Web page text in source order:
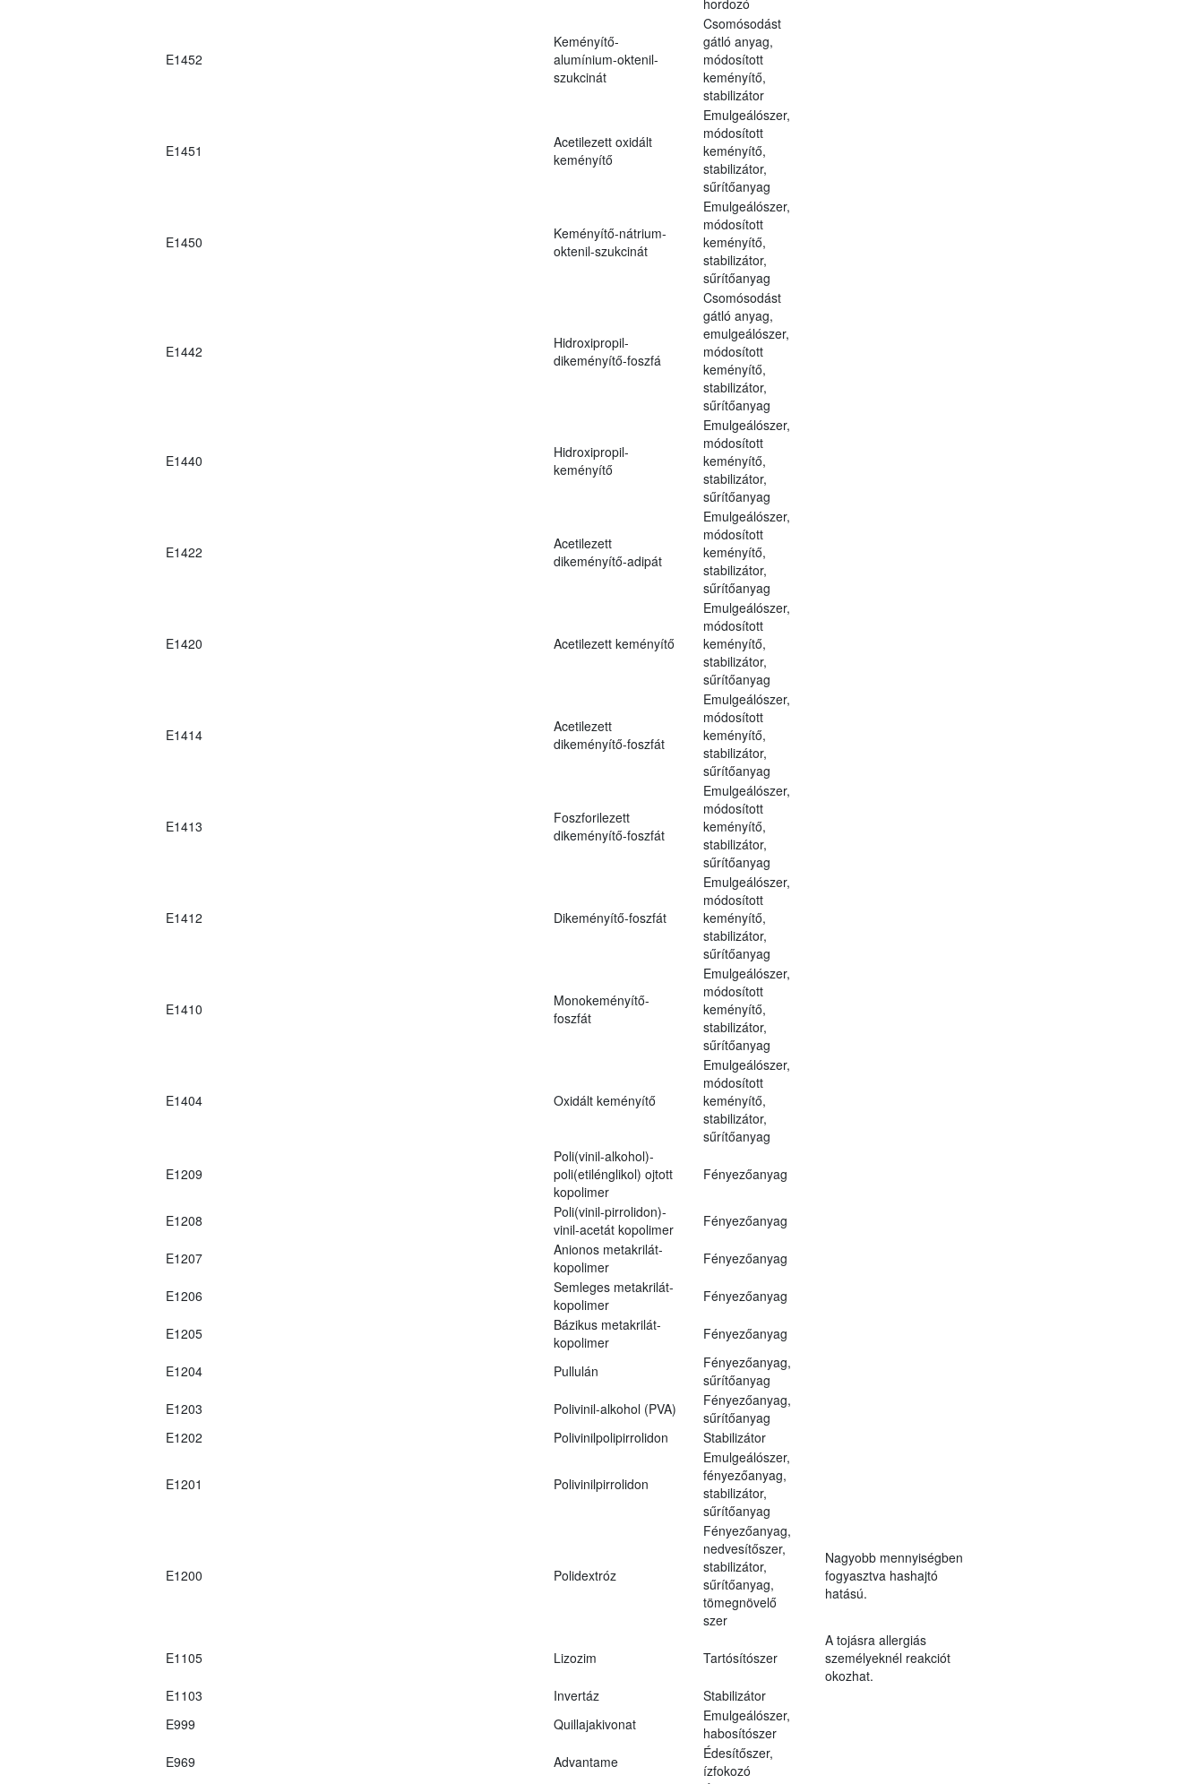
E1452
Keményítő-
alumínium-oktenil-
szukcinát
Csomósodást
gátló anyag,
módosított
keményítő,
stabilizátor
E1451
Acetilezett oxidált
keményítő
Emulgeálószer,
módosított
keményítő,
stabilizátor,
sűrítőanyag
E1450
Keményítő-nátrium-
oktenil-szukcinát
Emulgeálószer,
módosított
keményítő,
stabilizátor,
sűrítőanyag
E1442
Hidroxipropil-
dikeményítő-foszfá
Csomósodást
gátló anyag,
emulgeálószer,
módosított
keményítő,
stabilizátor,
sűrítőanyag
E1440
Hidroxipropil-
keményítő
Emulgeálószer,
módosított
keményítő,
stabilizátor,
sűrítőanyag
E1422
Acetilezett
dikeményítő-adipát
Emulgeálószer,
módosított
keményítő,
stabilizátor,
sűrítőanyag
E1420 Acetilezett keményítő
Emulgeálószer,
módosított
keményítő,
stabilizátor,
sűrítőanyag
E1414
Acetilezett
dikeményítő-foszfát
Emulgeálószer,
módosított
keményítő,
stabilizátor,
sűrítőanyag
E1413
Foszforilezett
dikeményítő-foszfát
Emulgeálószer,
módosított
keményítő,
stabilizátor,
sűrítőanyag
E1412 Dikeményítő-foszfát
Emulgeálószer,
módosított
keményítő,
stabilizátor,
sűrítőanyag
E1410
Monokeményítő-
foszfát
Emulgeálószer,
módosított
keményítő,
stabilizátor,
sűrítőanyag
E1404 Oxidált keményítő
Emulgeálószer,
módosított
keményítő,
stabilizátor,
sűrítőanyag
E1209
Poli(vinil-alkohol)-
poli(etilénglikol) ojtott
kopolimer
Fényezőanyag
E1208
Poli(vinil-pirrolidon)-
vinil-acetát kopolimer
Fényezőanyag
E1207
Anionos metakrilát-
kopolimer
Fényezőanyag
E1206
Semleges metakrilát-
kopolimer
Fényezőanyag
E1205
Bázikus metakrilát-
kopolimer
Fényezőanyag
E1204 Pullulán
Fényezőanyag,
sűrítőanyag
E1203
Polivinil-alkohol (PVA)
Fényezőanyag,
sűrítőanyag
E1202
Polivinilpolipirrolidon Stabilizátor
E1201 Polivinilpirrolidon
Emulgeálószer,
fényezőanyag,
stabilizátor,
sűrítőanyag
E1200 Polidextróz
Fényezőanyag,
nedvesítőszer,
stabilizátor,
sűrítőanyag,
tömegnövelő
szer
Nagyobb mennyiségben
fogyasztva hashajtó
hatású.
E1105 Lizozim Tartósítószer
A tojásra allergiás
személyeknél reakciót
okozhat.
E1103
Invertáz
Stabilizátor
E999
Quillajakivonat
Emulgeálószer,
habosítószer
E969
Advantame
Édesítőszer,
ízfokozó